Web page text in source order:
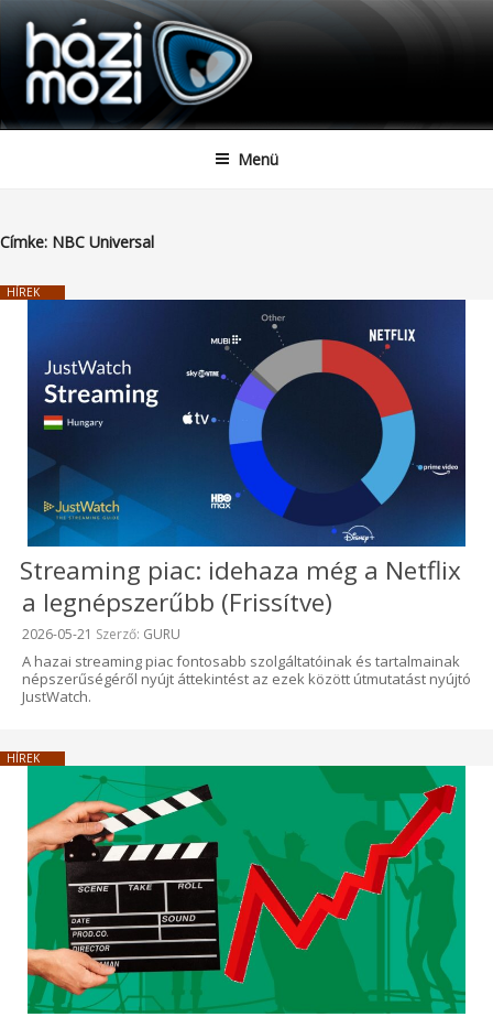
Tartalomhoz
HAZIMOZI
Menü
Címke: NBC Universal
HÍREK
Streaming piac: idehaza még a Netflix
a legnépszerűbb (Frissítve)
Beküldve:
2026-05-21 Szerző: GURU
A hazai streaming piac fontosabb szolgáltatóinak és tartalmainak
népszerűségéről nyújt áttekintést az ezek között útmutatást nyújtó
JustWatch.
HÍREK